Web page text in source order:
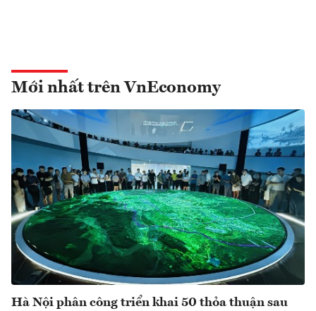
Mới nhất trên VnEconomy
Hà Nội phân công triển khai 50 thỏa thuận sau